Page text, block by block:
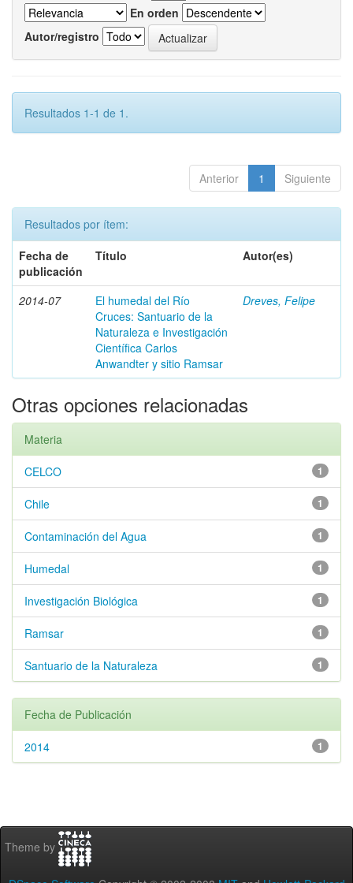
En orden
Autor/registro
Resultados 1-1 de 1.
Anterior 1 Siguiente
Resultados por ítem:
Fecha de
publicación
Título Autor(es)
2014-07
El humedal del Río
Cruces: Santuario de la
Naturaleza e Investigación
Científica Carlos
Anwandter y sitio Ramsar
Dreves, Felipe
Otras opciones relacionadas
Materia
1
CELCO
1
Chile
1
Contaminación del Agua
1
Humedal
1
Investigación Biológica
1
Ramsar
1
Santuario de la Naturaleza
Fecha de Publicación
1
2014
Theme by